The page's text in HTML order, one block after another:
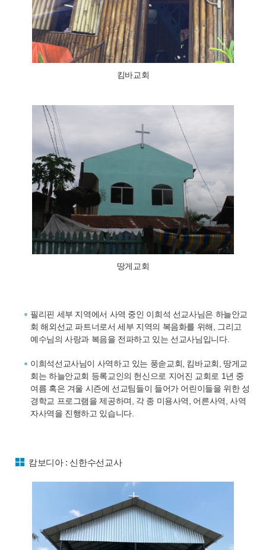
킴바교회
땅게교회
필리핀 세부 지역에서 사역 중인 이희석 선교사님은 하늘안교
회 해외선교 파트너로서 세부 지역의 복음화를 위해, 그리고
예수님의 사랑과 복음을 전파하고 있는 선교사님입니다.
이희석선교사님이 사역하고 있는 풍솓교회, 킴바교회, 땅게교
회는 하늘안교회 등록교인의 헌신으로 지어진 교회로 1년 중
여름 혹은 겨울 시즌에 선교팀들이 들어가 어린이들을 위한 성
경학교 프로그램을 제공하며, 각 종 미용사역, 어른사역, 사역
자사역을 진행하고 있습니다.
캄보디아 : 신한수선교사